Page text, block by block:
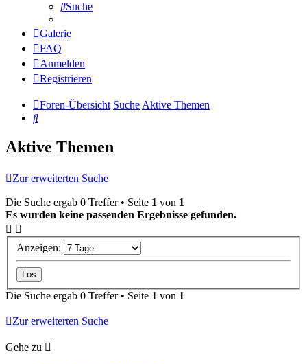
Suche
Galerie
FAQ
Anmelden
Registrieren
Foren-Übersicht SucheAktive Themen
Suche
Aktive Themen
Zur erweiterten Suche
Die Suche ergab 0 Treffer • Seite 1 von 1
Es wurden keine passenden Ergebnisse gefunden.
Anzeigen:
Die Suche ergab 0 Treffer • Seite 1 von 1
Zur erweiterten Suche
Gehe zu